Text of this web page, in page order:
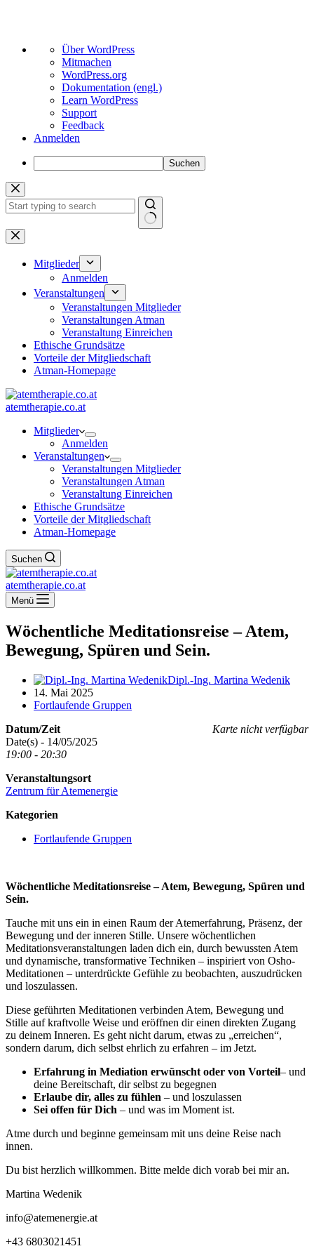
Über
WordPress
Über WordPress
Mitmachen
WordPress.org
Dokumentation (engl.)
Learn WordPress
Support
Feedback
Anmelden
Suchen
Zum
Inhalt
springen
Keine
Ergebnisse
Mitglieder
Anmelden
Veranstaltungen
Veranstaltungen Mitglieder
Veranstaltungen Atman
Veranstaltung Einreichen
Ethische Grundsätze
Vorteile der Mitgliedschaft
Atman-Homepage
atemtherapie.co.at
Mitglieder
Anmelden
Veranstaltungen
Veranstaltungen Mitglieder
Veranstaltungen Atman
Veranstaltung Einreichen
Ethische Grundsätze
Vorteile der Mitgliedschaft
Atman-Homepage
Suchen
atemtherapie.co.at
Menü
Wöchentliche Meditationsreise – Atem,
Bewegung, Spüren und Sein.
Dipl.-Ing. Martina Wedenik
14. Mai 2025
Fortlaufende Gruppen
Karte nicht verfügbar
Datum/Zeit
Date(s) - 14/05/2025
19:00 - 20:30
Veranstaltungsort
Zentrum für Atemenergie
Kategorien
Fortlaufende Gruppen
Wöchentliche Meditationsreise – Atem, Bewegung, Spüren und
Sein.
Tauche mit uns ein in einen Raum der Atemerfahrung, Präsenz, der
Bewegung und der inneren Stille. Unsere wöchentlichen
Meditationsveranstaltungen laden dich ein, durch bewussten Atem
und dynamische, transformative Techniken – inspiriert von Osho-
Meditationen – unterdrückte Gefühle zu beobachten, auszudrücken
und loszulassen.
Diese geführten Meditationen verbinden Atem, Bewegung und
Stille auf kraftvolle Weise und eröffnen dir einen direkten Zugang
zu deinem Inneren. Es geht nicht darum, etwas zu „erreichen“,
sondern darum, dich selbst ehrlich zu erfahren – im Jetzt.
Erfahrung in Mediation erwünscht oder von Vorteil– und
deine Bereitschaft, dir selbst zu begegnen
Erlaube dir, alles zu fühlen – und loszulassen
Sei offen für Dich – und was im Moment ist.
Atme durch und beginne gemeinsam mit uns deine Reise nach
innen.
Du bist herzlich willkommen. Bitte melde dich vorab bei mir an.
Martina Wedenik
info@atemenergie.at
+43 6803021451